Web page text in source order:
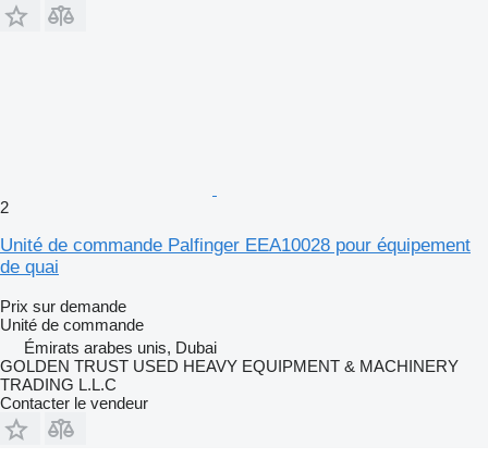
2
Unité de commande Palfinger EEA10028 pour équipement
de quai
Prix sur demande
Unité de commande
Émirats arabes unis, Dubai
GOLDEN TRUST USED HEAVY EQUIPMENT & MACHINERY
TRADING L.L.C
Contacter le vendeur